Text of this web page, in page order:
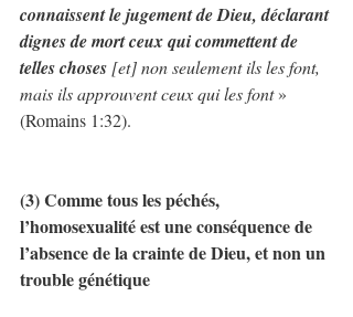
connaissent le jugement de Dieu, déclarant
dignes de mort ceux qui commettent de
telles choses [et] non seulement ils les font,
mais ils approuvent ceux qui les font »
(Romains 1:32).
(3) Comme tous les péchés,
l’homosexualité est une conséquence de
l’absence de la crainte de Dieu, et non un
trouble génétique